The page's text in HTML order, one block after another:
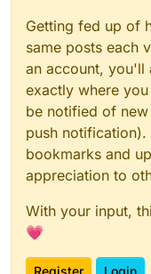
Getting fed up of
same posts each
an account, you'll
exactly where
be notified of
push
bookmarks and
appreciation to
With your input,
💗
Register Login